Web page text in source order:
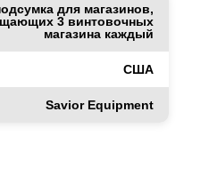
для магазинов,
3 винтовочных
магазина каждый
США
Savior Equipment